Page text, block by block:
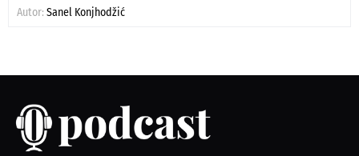
Autor: Sanel Konjhodžić